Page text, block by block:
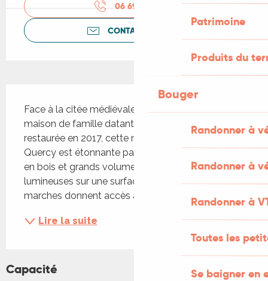
Patrimoine
Produits du
Bouger
Randonner à
Randonner à
Randonner à
Toutes les
Se baigner en
06 69 14 14
CONTACTEZ-NOUS
Face à la citée médiévale de Saint-Cirq-Lapopie,
maison de famille datant de 1877 entièrement
restaurée en 2017, cette maison typique du
Quercy est étonnante par sa modernité, poutres
en bois et grands volumes, pièces à vivre
lumineuses sur une surface de 100m2. Quelques
marches donnent accès à une...
Lire la suite
Capacité